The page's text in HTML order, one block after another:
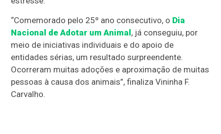
“Comemorado pelo 25º ano consecutivo, o Dia
Nacional de Adotar um Animal , já conseguiu, por
meio de iniciativas individuais e do apoio de
entidades sérias, um resultado surpreendente.
Ocorreram muitas adoções e aproximação de muitas
pessoas à causa dos animais”, finaliza Vininha F.
Carvalho.